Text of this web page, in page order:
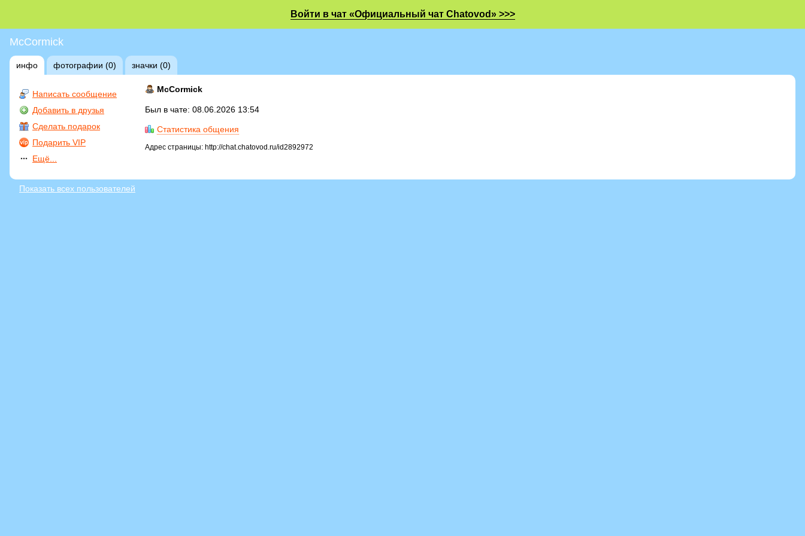
Войти в чат «Официальный чат Chatovod» >>>
McCormick
инфо фотографии (0) значки (0)
Написать сообщение
Добавить в друзья
Сделать подарок
Подарить VIP
Ещё...
McCormick
Был в чате: 08.06.2026 13:54
Статистика общения
Адрес страницы: http://chat.chatovod.ru/id2892972
Показать всех пользователей